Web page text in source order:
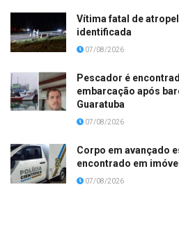
Vítima fatal de
identificada
07/08/2026
Pescador é
embarcação após
Guaratuba
07/08/2026
Corpo em avançado
encontrado em
07/08/2026